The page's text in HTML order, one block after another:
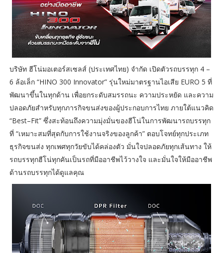
บริษัท ฮีโน่มอเตอร์สเซลส์ (ประเทศไทย) จำกัด เปิดตัวรถบรรทุก 4 –
6 ล้อเล็ก “HINO 300 Innovator” รุ่นใหม่มาตรฐานไอเสีย EURO 5 ที่
พัฒนาขึ้นในทุกด้าน เพื่อยกระดับสมรรถนะ ความประหยัด และความ
ปลอดภัยสำหรับทุกภารกิจขนส่งของผู้ประกอบการไทย ภายใต้แนวคิด
“Best–Fit” ซึ่งสะท้อนถึงความมุ่งมั่นของฮีโน่ในการพัฒนารถบรรทุก
ที่ “เหมาะสมที่สุดกับการใช้งานจริงของลูกค้า” ตอบโจทย์ทุกประเภท
ธุรกิจขนส่ง ทุกเพศทุกวัยขับได้คล่องตัว มั่นใจปลอดภัยทุกเส้นทาง ให้
รถบรรทุกฮีโน่ทุกคันเป็นรถที่มืออาชีพไว้วางใจ และมั่นใจให้มืออาชีพ
ด้านรถบรรทุกได้ดูแลคุณ